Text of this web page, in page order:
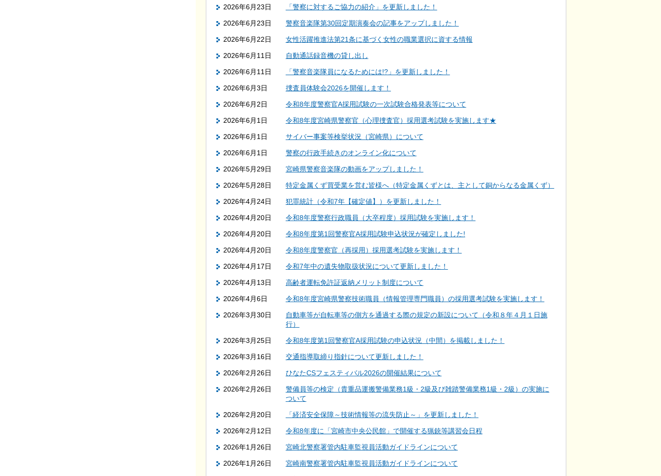
2026年6月23日 「警察に対するご協力の紹介」を更新しました！
2026年6月23日 警察音楽隊第30回定期演奏会の記事をアップしました！
2026年6月22日 女性活躍推進法第21条に基づく女性の職業選択に資する情報
2026年6月11日 自動通話録音機の貸し出し
2026年6月11日 「警察音楽隊員になるためには!?」を更新しました！
2026年6月3日 捜査員体験会2026を開催します！
2026年6月2日 令和8年度警察官A採用試験の一次試験合格発表等について
2026年6月1日 令和8年度宮崎県警察官（心理捜査官）採用選考試験を実施します★
2026年6月1日 サイバー事案等検挙状況（宮崎県）について
2026年6月1日 警察の行政手続きのオンライン化について
2026年5月29日 宮崎県警察音楽隊の動画をアップしました！
2026年5月28日 特定金属くず買受業を営む皆様へ（特定金属くずとは、主として銅からなる金属くず）
2026年4月24日 犯罪統計（令和7年【確定値】）を更新しました！
2026年4月20日 令和8年度警察行政職員（大卒程度）採用試験を実施します！
2026年4月20日 令和8年度第1回警察官A採用試験申込状況が確定しました!
2026年4月20日 令和8年度警察官（再採用）採用選考試験を実施します！
2026年4月17日 令和7年中の遺失物取扱状況について更新しました！
2026年4月13日 高齢者運転免許証返納メリット制度について
2026年4月6日 令和8年度宮崎県警察技術職員（情報管理専門職員）の採用選考試験を実施します！
2026年3月30日
自動車等が自転車等の側方を通過する際の規定の新設について（令和８年４月１日施
行）
2026年3月25日 令和8年度第1回警察官A採用試験の申込状況（中間）を掲載しました！
2026年3月16日 交通指導取締り指針について更新しました！
2026年2月26日 ひなたCSフェスティバル2026の開催結果について
2026年2月26日
警備員等の検定（貴重品運搬警備業務1級・2級及び雑踏警備業務1級・2級）の実施に
ついて
2026年2月20日 「経済安全保障～技術情報等の流失防止～」を更新しました！
2026年2月12日 令和8年度に「宮崎市中央公民館」で開催する猟銃等講習会日程
2026年1月26日 宮崎北警察署管内駐車監視員活動ガイドラインについて
2026年1月26日 宮崎南警察署管内駐車監視員活動ガイドラインについて